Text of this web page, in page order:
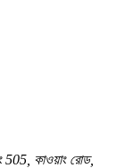
505, কাওয়াং রোড,